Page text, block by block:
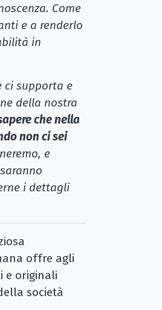
Come
e a renderlo
in
ci supporta e
della nostra
che nella
non ci sei
e
i dettagli
offre agli
e originali
società